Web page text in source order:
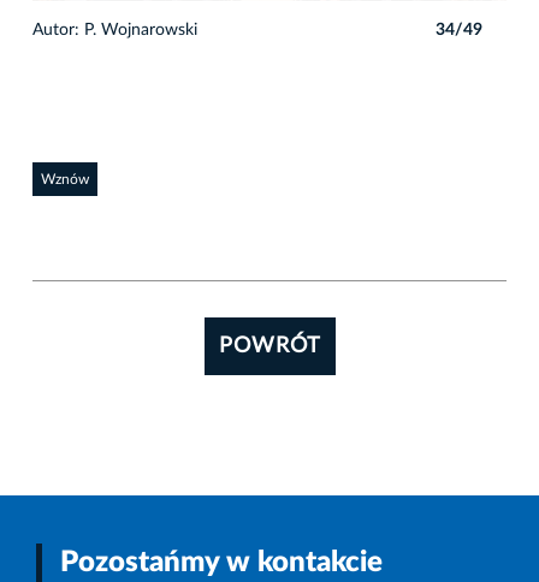
Autor: P. Wojnarowski 34/49
Wznów
POWRÓT
Pozostańmy w kontakcie